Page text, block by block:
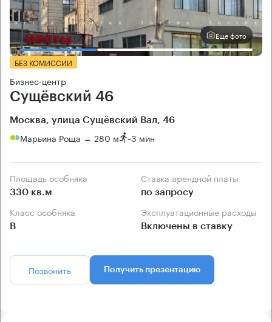
Еще фото
БЕЗ КОМИССИИ
Бизнес-центр
Сущёвский 46
Москва, улица Сущёвский Вал, 46
Марьина Роща → 280 м ~3 мин
Площадь особняка
330 кв.м
Ставка арендной платы
по запросу
Класс особняка
B
Эксплуатационные расходы
Включены в ставку
Позвонить Получить презентацию